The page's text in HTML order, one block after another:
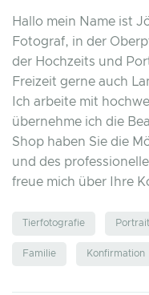
Hallo mein Name ist
Fotograf, in der
der Hochzeits und
Freizeit gerne auch
Ich arbeite mit
übernehme ich die
Shop haben Sie die
und des
freue mich über Ihre
Tierfotografie Portrait
Familie Konfirmation